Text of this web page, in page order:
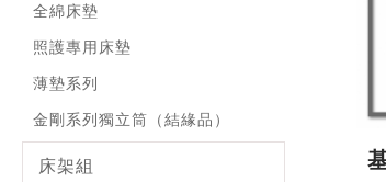
全綿床墊
照護專用床墊
薄墊系列
金剛系列獨立筒（結緣品）
床架組